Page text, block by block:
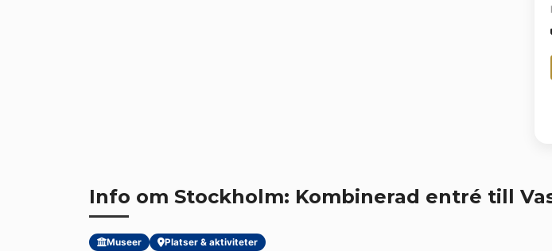
Info om Stockholm: Kombinerad entré till
Museer Platser & aktiviteter